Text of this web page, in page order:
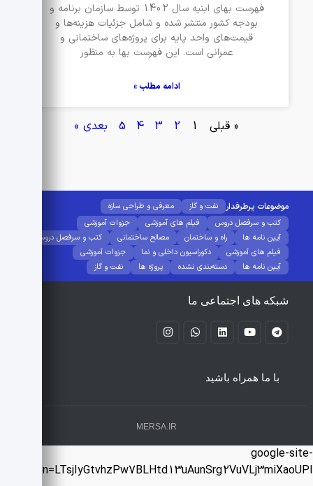
فهرست بهای ابنیه سال 1402 توسط سازمان برنامه و
بودجه کشور منتشر شده و شامل جزئیات هزینه‌ها و
قیمت‌های واحد پایه برای پروژه‌های ساختمانی و
عمرانی است. این فهرست بها به منظور
ادامه مطلب »
« قبلی بعدی »
موضوعات پرطرفدار نفت و گاز
معرفی و طراحی سازه
کتب و سرفصل دروس
فیلم های آموزشی
جزوات آموزشی
آیین نامه ها
راه و ساختمان مصالح ساختمانی
کتب و سرفصل دروس
فیلم های آموزشی
دکوراسیون داخلی و نما
جزوات آموزشی
آیین نامه ها
دسته‌بندی نشده پروژه ها نفت و گاز
شبکه های اجتماعی ما
با ما همراه باشید
MERSA.IR
google-